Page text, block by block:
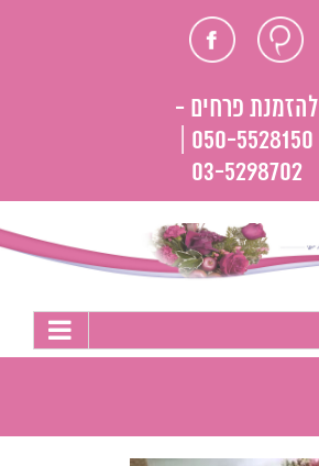
חוות פייסבוק
להזמנת פרחים -
050-5528150 |
03-5298702